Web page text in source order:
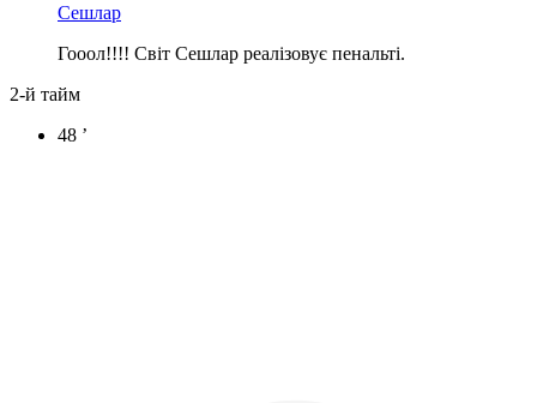
Сешлар
Гооол!!!! Світ Сешлар реалізовує пенальті.
2-й тайм
48 ’